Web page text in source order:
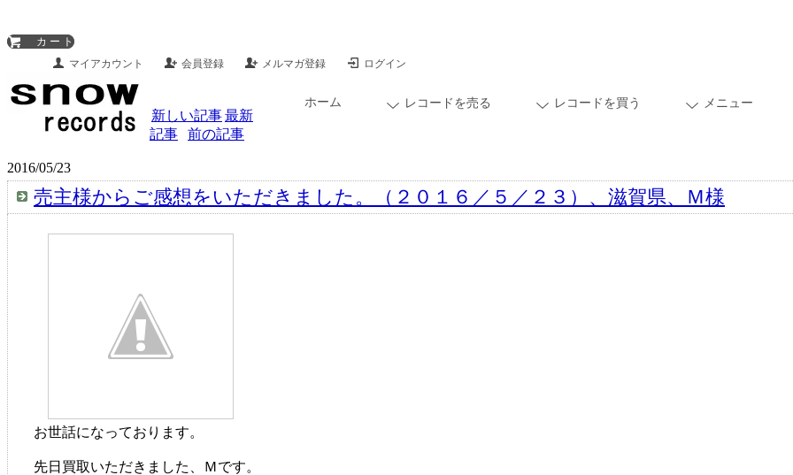
カ ー ト
マイアカウント
会員登録 メルマガ登録 ログイン
ホーム レコードを売る レコードを買う メニュー
新しい記事最新
記事
前の記事
2016/05/23
売主様からご感想をいただきました。（２０１６／５／２３）、滋賀県、Ｍ様
お世話になっております。
先日買取いただきました、Ｍです。